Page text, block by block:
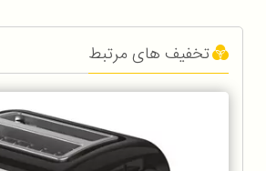
تخفیف های مرتبط